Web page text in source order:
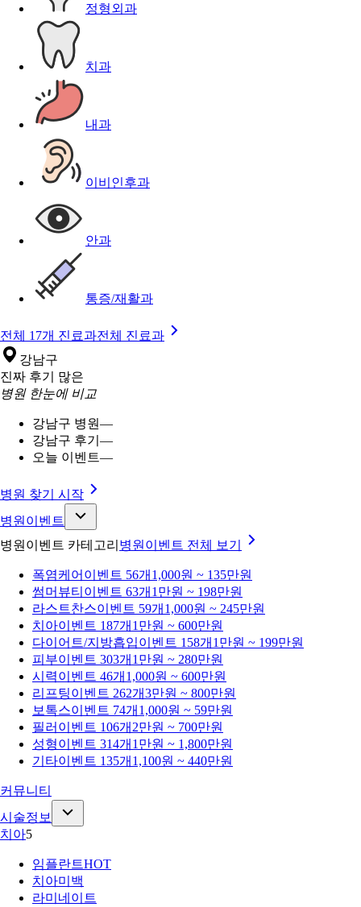
정형외과
치과
내과
이비인후과
안과
통증/재활과
전체 17개 진료과전체 진료과
강남구
진짜 후기 많은
병원 한눈에 비교
강남구 병원—
강남구 후기 —
오늘 이벤트—
병원 찾기 시작
병원이벤트
병원이벤트 카테고리 병원이벤트 전체 보기
폭염케어 이벤트 56개 1,000원 ~ 135만원
썸머뷰티 이벤트 63개 1만원 ~ 198만원
라스트찬스이벤트 59개 1,000원 ~ 245만원
치아이벤트 187개 1만원 ~ 600만원
다이어트/지방흡입이벤트 158개 1만원 ~ 199만원
피부이벤트 303개 1만원 ~ 280만원
시력이벤트 46개 1,000원 ~ 600만원
리프팅이벤트 262개3만원 ~ 800만원
보톡스이벤트 74개 1,000원 ~ 59만원
필러 이벤트 106개 2만원 ~ 700만원
성형이벤트 314개 1만원 ~ 1,800만원
기타이벤트 135개 1,100원 ~ 440만원
커뮤니티
시술정보
치아5
임플란트HOT
치아미백
라미네이트